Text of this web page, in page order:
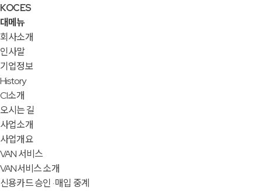
KOCES
대메뉴
회사소개
인사말
기업정보
History
CI소개
오시는 길
사업소개
사업개요
VAN 서비스
VAN서비스 소개
신용카드 승인 · 매입 중계